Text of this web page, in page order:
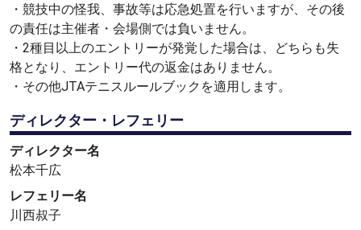
・競技中の怪我、事故等は応急処置を行いますが、その後
の責任は主催者・会場側では負いません。
・2種目以上のエントリーが発覚した場合は、どちらも失
格となり、エントリー代の返金はありません。
・その他JTAテニスルールブックを適用します。
ディレクター・レフェリー
ディレクター名
松本千広
レフェリー名
川西叔子